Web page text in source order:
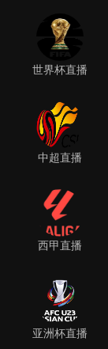
世界杯直播
中超直播
西甲直播
亚洲杯直播